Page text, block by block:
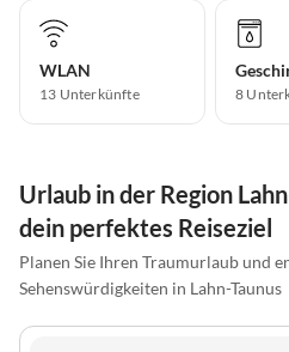
WLAN
13 Unterkünfte 8
Urlaub in der Region
dein perfektes Reiseziel
Planen Sie Ihren Traumurlaub und
Sehenswürdigkeiten in Lahn-Taunus